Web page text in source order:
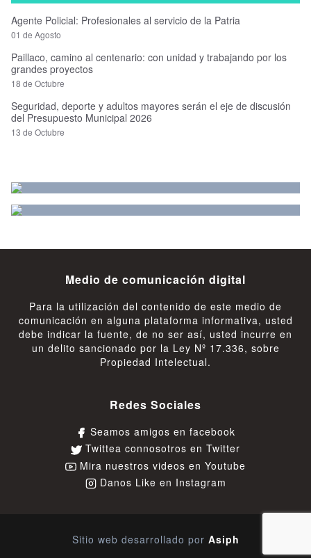
Agente Policial: Profesionales al servicio de la Patria
01 de Agosto
Paillaco, camino al centenario: con unidad y trabajando por los
grandes proyectos
18 de Octubre
Seguridad, deporte y adultos mayores serán el eje de discusión
del Presupuesto Municipal 2026
13 de Octubre
Medio de comunicación digital
Para la utilización del contenido de este medio de
comunicación en alguna plataforma informativa, usted
debe indicar la fuente, de no ser así, usted incurre en
un delito sancionado por la Ley Nº 17.336, sobre
Propiedad Intelectual.
Redes Sociales
Seamos amigos en facebook
Twittea connosotros en Twitter
Mira nuestros videos en Youtube
Danos Like en Instagram
Sitio web desarrollado por Asiph